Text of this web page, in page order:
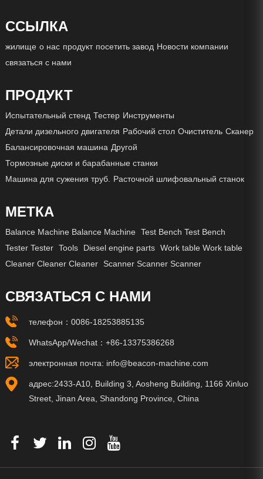
ССЫЛКА
жилище о нас продукт посетить завод Новости компании
связаться с нами
ПРОДУКТ
Испытательный стенд Тестер Инструменты
Детали дизельного двигателя Рабочий стол Очиститель Сканер
Балансировочная машина Другой
Тормозные диски и барабанные станки
Машина для сужения труб.
Расточной шлифовальный станок
МЕТКА
Balance Machine Balance Machine
Test Bench Test Bench
Tester Tester Tools Diesel engine parts Work table Work table
Cleaner Cleaner Cleaner
Scanner Scanner Scanner
СВЯЗАТЬСЯ С НАМИ
телефон： 0086-18253885135
WhatsApp/Wechat： +86-13375386268
электронная почта: info@beacon-machine.com
адрес:2433-A10, Building 3, Aosheng Building, 1166 Xinluo
Street, Jinan Area, Shandong Province, China